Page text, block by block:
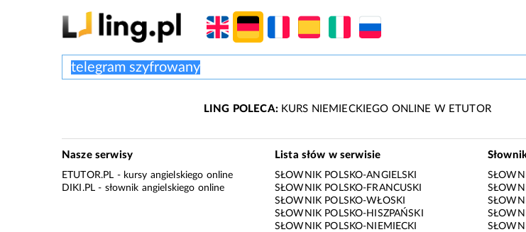
LING POLECA:KURS NIEMIECKIEGO ONLINE W ETUTOR
Nasze serwisy
ETUTOR.PL - kursy angielskiego online
DIKI.PL - słownik angielskiego online
Lista słów w serwisie
SŁOWNIK POLSKO-ANGIELSKI
SŁOWNIK POLSKO-FRANCUSKI
SŁOWNIK POLSKO-WŁOSKI
SŁOWNIK POLSKO-HISZPAŃSKI
SŁOWNIK POLSKO-NIEMIECKI